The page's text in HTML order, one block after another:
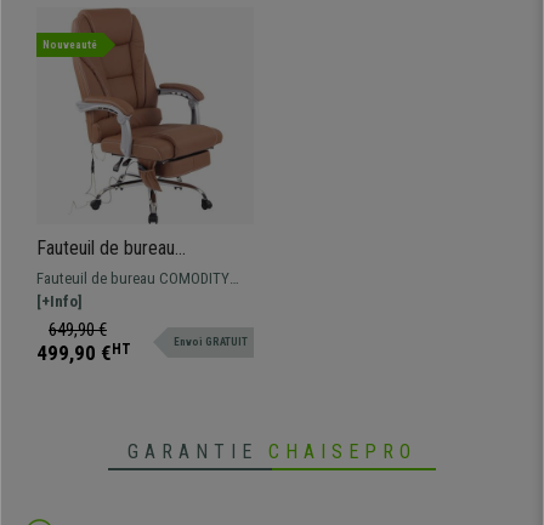
Nouveauté
Fauteuil de bureau
COMODITY MASSAGE CUIR
AUTHENTIQUE, Repose-
pieds Extensible, Fonction
massage, Marron Clair
Fauteuil de bureau COMODITY
MASSAGE CUIR AUTHENTIQUE :
avec fonction de massage,
inclinable et avec repose-pieds
[+Info]
649,90 €
499,90 € HT Envoi GRATUIT
GARANTIE CHAISEPRO